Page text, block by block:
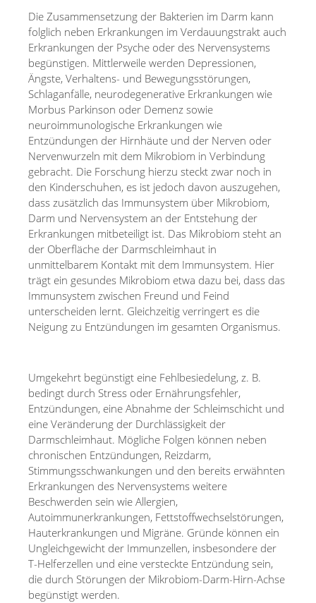
Die Zusammensetzung der Bakterien im Darm kann
folglich neben Erkrankungen im Verdauungstrakt auch
Erkrankungen der Psyche oder des Nervensystems
begünstigen. Mittlerweile werden Depressionen,
Ängste, Verhaltens- und Bewegungsstörungen,
Schlaganfälle, neurodegenerative Erkrankungen wie
Morbus Parkinson oder Demenz sowie
neuroimmunologische Erkrankungen wie
Entzündungen der Hirnhäute und der Nerven oder
Nervenwurzeln mit dem Mikrobiom in Verbindung
gebracht. Die Forschung hierzu steckt zwar noch in
den Kinderschuhen, es ist jedoch davon auszugehen,
dass zusätzlich das Immunsystem über Mikrobiom,
Darm und Nervensystem an der Entstehung der
Erkrankungen mitbeteiligt ist. Das Mikrobiom steht an
der Oberfläche der Darmschleimhaut in
unmittelbarem Kontakt mit dem Immunsystem. Hier
trägt ein gesundes Mikrobiom etwa dazu bei, dass das
Immunsystem zwischen Freund und Feind
unterscheiden lernt. Gleichzeitig verringert es die
Neigung zu Entzündungen im gesamten Organismus.
Umgekehrt begünstigt eine Fehlbesiedelung, z. B.
bedingt durch Stress oder Ernährungsfehler,
Entzündungen, eine Abnahme der Schleimschicht und
eine Veränderung der Durchlässigkeit der
Darmschleimhaut. Mögliche Folgen können neben
chronischen Entzündungen, Reizdarm,
Stimmungsschwankungen und den bereits erwähnten
Erkrankungen des Nervensystems weitere
Beschwerden sein wie Allergien,
Autoimmunerkrankungen, Fettstoffwechselstörungen,
Hauterkrankungen und Migräne. Gründe können ein
Ungleichgewicht der Immunzellen, insbesondere der
T-Helferzellen und eine versteckte Entzündung sein,
die durch Störungen der Mikrobiom-Darm-Hirn-Achse
begünstigt werden.